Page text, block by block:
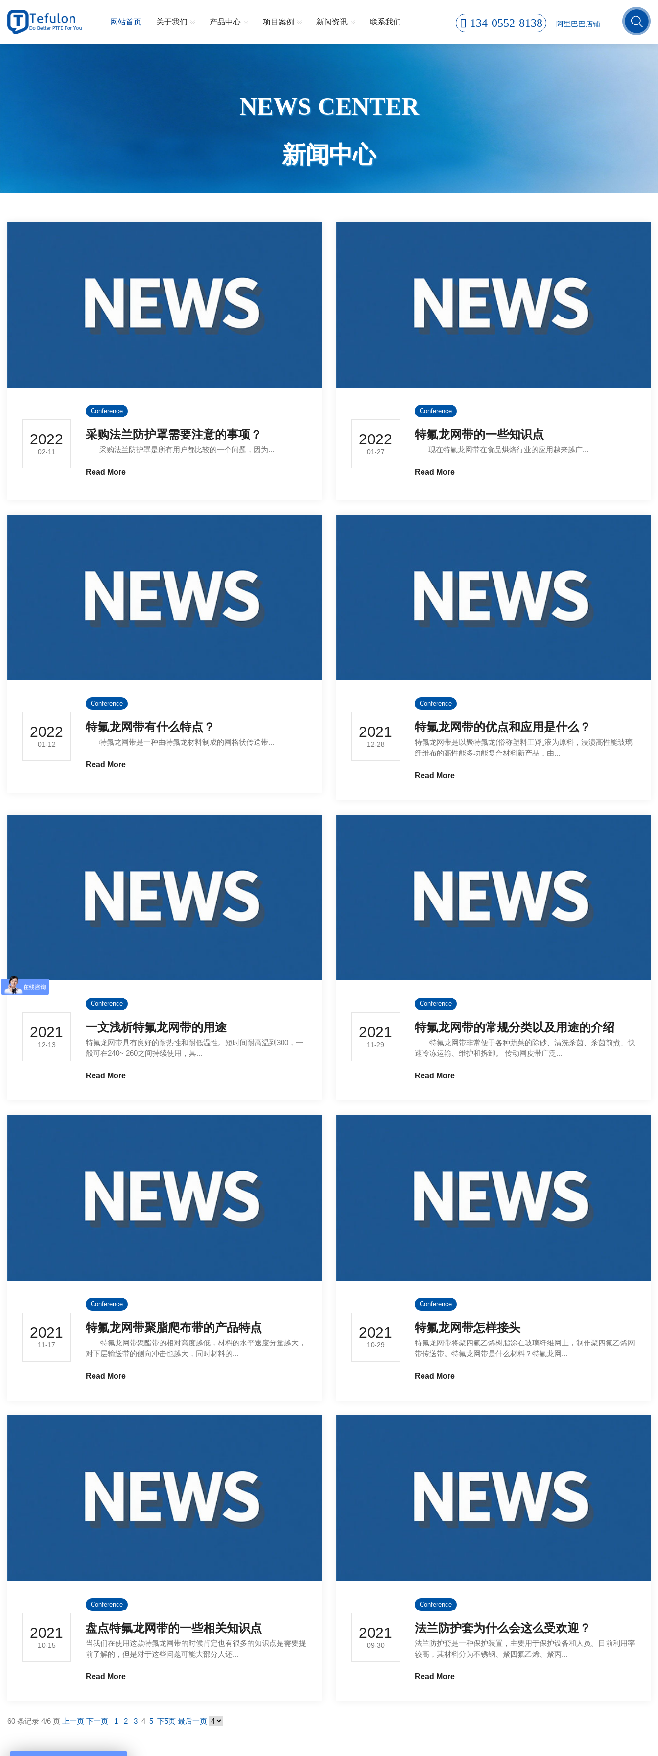
网站首页 关于我们 产品中心 项目案例 新闻资讯 联系我们 134-0552-8138 阿里巴巴店铺
NEWS CENTER
新闻中心
2022
02-11
Conference
采购法兰防护罩需要注意的事项？
采购法兰防护罩是所有用户都比较的一个问题，因为...
Read More
2022
01-27
Conference
特氟龙网带的一些知识点
现在特氟龙网带在食品烘焙行业的应用越来越广...
Read More
2022
01-12
Conference
特氟龙网带有什么特点？
特氟龙网带是一种由特氟龙材料制成的网格状传送带...
Read More
2021
12-28
Conference
特氟龙网带的优点和应用是什么？
特氟龙网带是以聚特氟龙(俗称塑料王)乳液为原料，浸渍高性能玻璃
纤维布的高性能多功能复合材料新产品，由...
Read More
2021
12-13
Conference
一文浅析特氟龙网带的用途
特氟龙网带具有良好的耐热性和耐低温性。短时间耐高温到300，一
般可在240~ 260之间持续使用，具...
Read More
2021
11-29
Conference
特氟龙网带的常规分类以及用途的介绍
特氟龙网带非常便于各种蔬菜的除砂、清洗杀菌、杀菌前煮、快
速冷冻运输、维护和拆卸。 传动网皮带广泛...
Read More
2021
11-17
Conference
特氟龙网带聚脂爬布带的产品特点
特氟龙网带聚酯带的相对高度越低，材料的水平速度分量越大，
对下层输送带的侧向冲击也越大，同时材料的...
Read More
2021
10-29
Conference
特氟龙网带怎样接头
特氟龙网带将聚四氟乙烯树脂涂在玻璃纤维网上，制作聚四氟乙烯网
带传送带。特氟龙网带是什么材料？特氟龙网...
Read More
2021
10-15
Conference
盘点特氟龙网带的一些相关知识点
当我们在使用这款特氟龙网带的时候肯定也有很多的知识点是需要提
前了解的，但是对于这些问题可能大部分人还...
Read More
2021
09-30
Conference
法兰防护套为什么会这么受欢迎？
法兰防护套是一种保护装置，主要用于保护设备和人员。目前利用率
较高，其材料分为不锈钢、聚四氟乙烯、聚丙...
Read More
60 条记录 4/6 页 上一页 下一页 1 2 3 4 5 下5页 最后一页